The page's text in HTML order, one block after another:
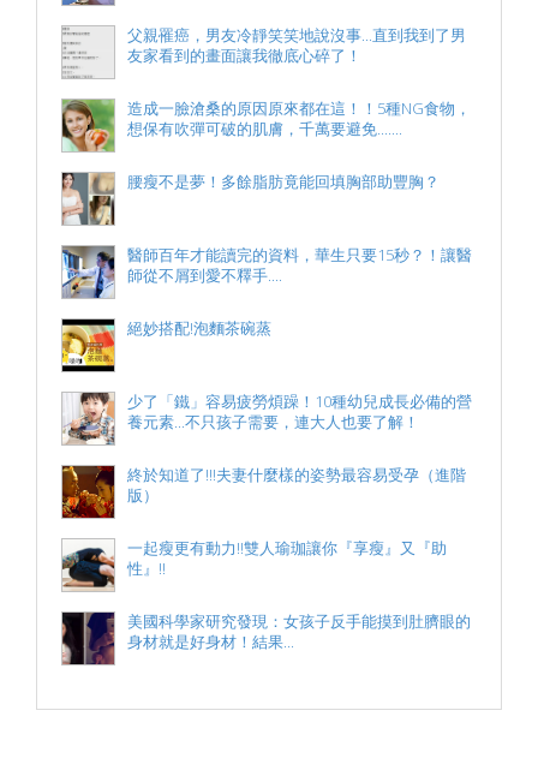
父親罹癌，男友冷靜笑笑地說沒事...直到我到了男
友家看到的畫面讓我徹底心碎了！
造成一臉滄桑的原因原來都在這！！5種NG食物，
想保有吹彈可破的肌膚，千萬要避免.......
腰瘦不是夢！多餘脂肪竟能回填胸部助豐胸？
醫師百年才能讀完的資料，華生只要15秒？！讓醫
師從不屑到愛不釋手....
絕妙搭配!泡麵茶碗蒸
少了「鐵」容易疲勞煩躁！10種幼兒成長必備的營
養元素...不只孩子需要，連大人也要了解！
終於知道了!!!夫妻什麼樣的姿勢最容易受孕（進階
版）
一起瘦更有動力!!雙人瑜珈讓你『享瘦』又『助
性』!!
美國科學家研究發現：女孩子反手能摸到肚臍眼的
身材就是好身材！結果...